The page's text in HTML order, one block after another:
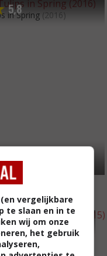
5,8
in Spring (2016)
,6 Cleanse (2015)
vergelijkbare
te slaan en in te
wij om onze
het gebruik